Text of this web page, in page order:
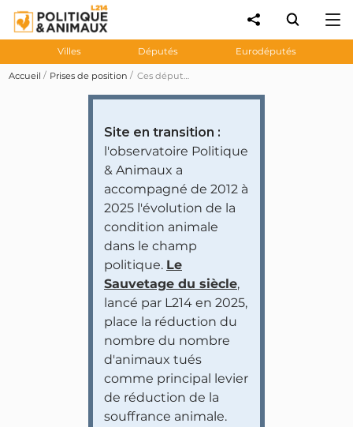
Villes Députés Eurodéputés
Accueil Prises de position Ces députés n'ont pas participé au vote sur les amendements au projet de loi de finances 2023 visant à pénaliser fiscalement les donateurs des associations relayant les images de lanceurs d'alerte (amendent rejeté)
Site en transition :
l'observatoire Politique
& Animaux a
accompagné de 2012 à
2025 l'évolution de la
condition animale
dans le champ
politique. Le
Sauvetage du siècle,
lancé par L214 en 2025,
place la réduction du
nombre du nombre
d'animaux tués
comme principal levier
de réduction de la
souffrance animale.